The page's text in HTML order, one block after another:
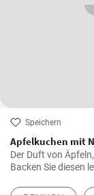
Speichern
Apfelkuchen mit
Der Duft von
Backen Sie diesen